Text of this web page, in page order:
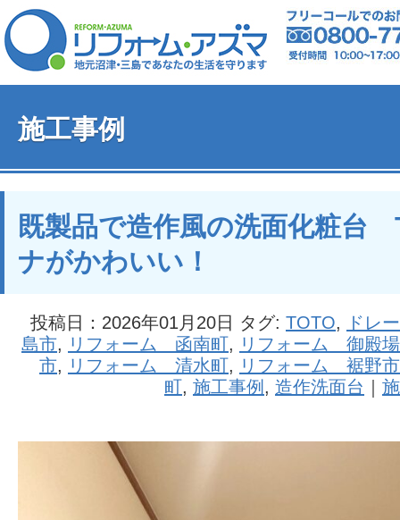
施工事例
既製品で造作風の洗面化粧台
ナがかわいい！
投稿日：2026年01月20日 タグ: TOTO,
ドレ
島市, リフォーム 函南町, リフォーム 御殿場
市, リフォーム 清水町, リフォーム 裾野市
町, 施工事例 , 造作洗面台